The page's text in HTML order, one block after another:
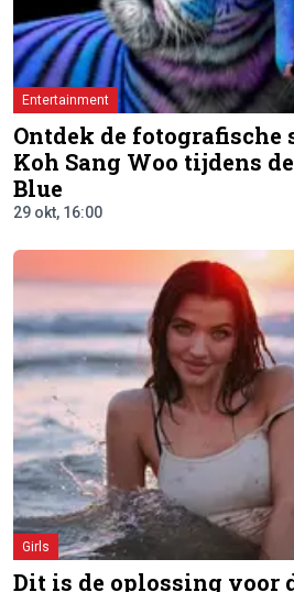
Entertainment
Ontdek de
Koh Sang Woo tijdens
Blue
29 okt, 16:00
Girls
Dit is de oplossing voor